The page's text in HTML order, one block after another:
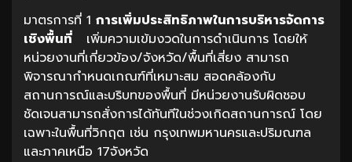
มาตรการที่ 1 การเพิ่มประสิทธิภาพในการบริหารจัดการ
เชิงพื้นที่ เพิ่มความเข้มงวดในการดำเนินการ โดยให้
หน่วยงานที่เกี่ยวข้อง/จังหวัด/พื้นที่เสี่ยง สามารถ
พิจารณากำหนดเกณฑ์ที่เหมาะสม สอดคล้องกับ
สถานการณ์และบริบทของพื้นที่ มีหน่วยงานรับผิดชอบ
ชัดเจนสามารถสั่งการได้ทันทีในช่วงเกิดสถานการณ์ โดย
เฉพาะในพื้นที่วิกฤต เช่น กรุงเทพมหานครและปริมณฑล
และภาคเหนือ 17จังหวัด